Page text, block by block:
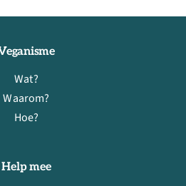
Wat?
Waarom?
Hoe?
Help mee